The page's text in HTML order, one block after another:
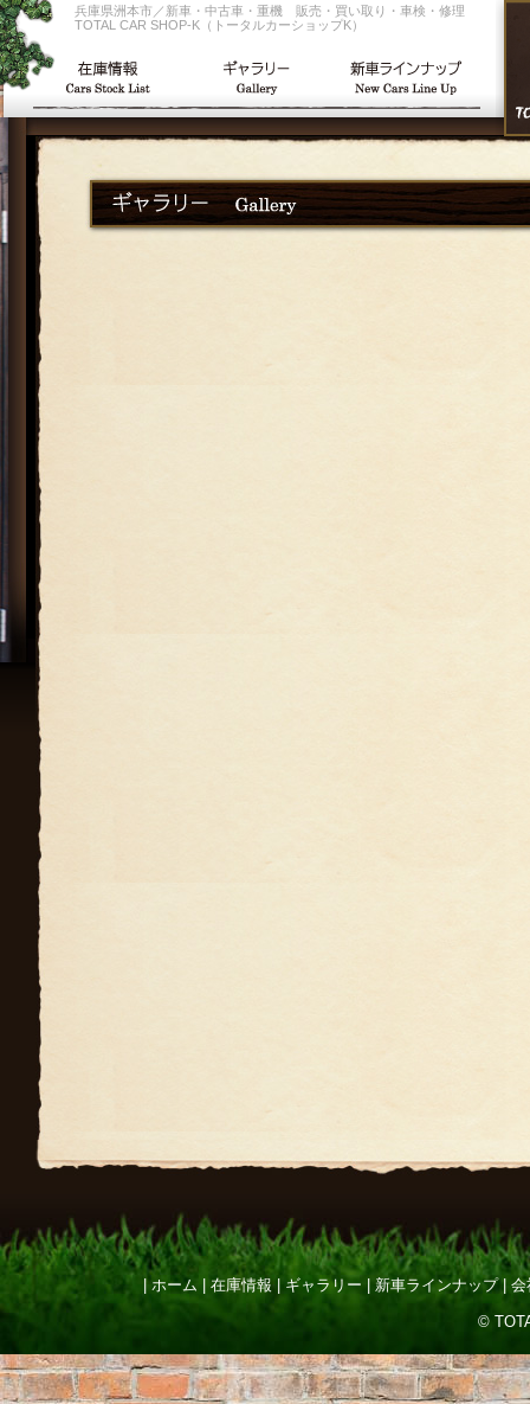
兵庫県洲本市／新車・中古車・重機 販売・買い取り・車検・修理
TOTAL CAR SHOP-K（トータルカーショップK）
ホーム 在庫情報 ギャラリー 新車ラインナップ 会
©